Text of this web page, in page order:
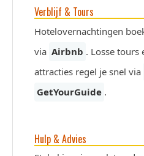
Verblijf & Tours
Hotelovernachtingen
via Airbnb . Losse tours
attracties regel je snel via
GetYourGuide .
Hulp & Advies